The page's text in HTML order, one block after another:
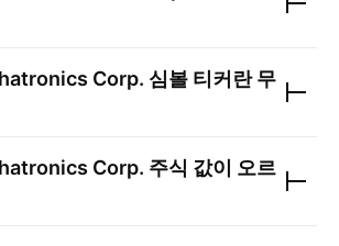
Corp. 심볼 티커란 무
Corp. 주식 값이 오르